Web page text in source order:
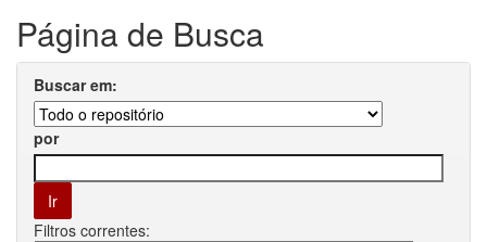
Página de Busca
Buscar em:
por
Filtros correntes: